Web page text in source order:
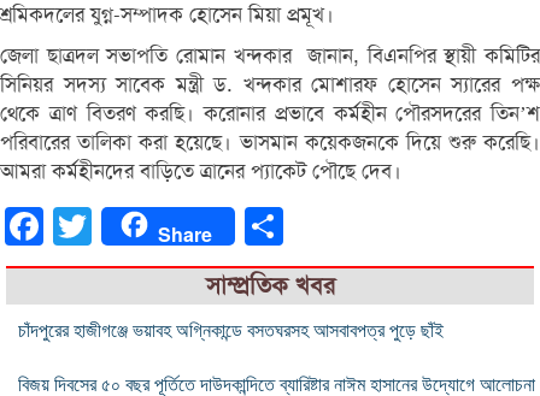
শ্রমিকদলের যুগ্ন-সম্পাদক হোসেন মিয়া প্রমূখ।
জেলা ছাত্রদল সভাপতি রোমান খন্দকার জানান, বিএনপির স্থায়ী কমিটির
সিনিয়র সদস্য সাবেক মন্ত্রী ড. খন্দকার মোশারফ হোসেন স্যারের পক্ষ
থেকে ত্রাণ বিতরণ করছি। করোনার প্রভাবে কর্মহীন পৌরসদরের তিন’শ
পরিবারের তালিকা করা হয়েছে। ভাসমান কয়েকজনকে দিয়ে শুরু করেছি।
আমরা কর্মহীনদের বাড়িতে ত্রানের প্যাকেট পৌছে দেব।
FacebookTwitter Share
সাম্প্রতিক খবর
চাঁদপুরের হাজীগঞ্জে ভয়াবহ অগ্নিকান্ডে বসতঘরসহ আসবাবপত্র পুড়ে ছাঁই
বিজয় দিবসের ৫০ বছর পূর্তিতে দাউদকান্দিতে ব্যারিষ্টার নাঈম হাসানের উদ্যোগে আলোচনা